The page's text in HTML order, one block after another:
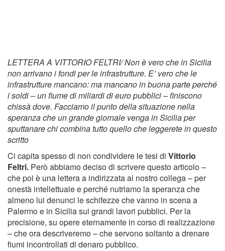
LETTERA A VITTORIO FELTRI/ Non è vero che in Sicilia
non arrivano i fondi per le infrastrutture. E’ vero che le
infrastrutture mancano: ma mancano in buona parte perché
i soldi – un fiume di miliardi di euro pubblici – finiscono
chissà dove. Facciamo il punto della situazione nella
speranza che un grande giornale venga in Sicilia per
sputtanare chi combina tutto quello che leggerete in questo
scritto
Ci capita spesso di non condividere le tesi di Vittorio
Feltri. Però abbiamo deciso di scrivere questo articolo –
che poi è una lettera a indirizzata al nostro collega – per
onestà intellettuale e perché nutriamo la speranza che
almeno lui denunci le schifezze che vanno in scena a
Palermo e in Sicilia sui grandi lavori pubblici. Per la
precisione, su opere eternamente in corso di realizzazione
– che ora descriveremo – che servono soltanto a drenare
fiumi incontrollati di denaro pubblico.